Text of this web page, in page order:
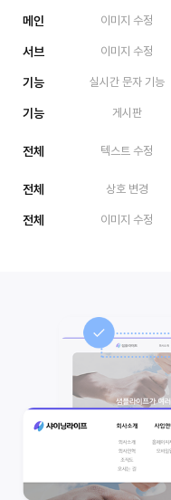
메인 이미지 수정
서브 이미지 수정
기능 실시간 문자 기능
기능 게시판
전체 텍스트 수정
전체 상호 변경
전체 이미지 수정